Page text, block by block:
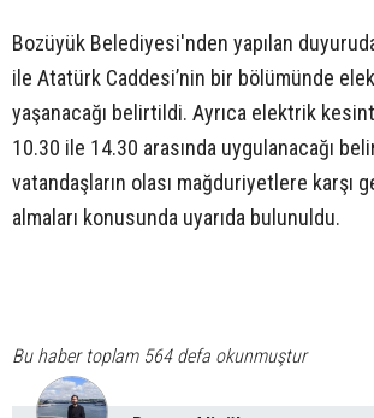
Bozüyük Belediyesi'nden yapılan
ile Atatürk Caddesi’nin bir bölümünde
yaşanacağı belirtildi. Ayrıca elektrik
10.30 ile 14.30 arasında uygulanacağı
vatandaşların olası mağduriyetlere karşı
almaları konusunda uyarıda bulunuldu.
Bu haber toplam 564 defa okunmuştur